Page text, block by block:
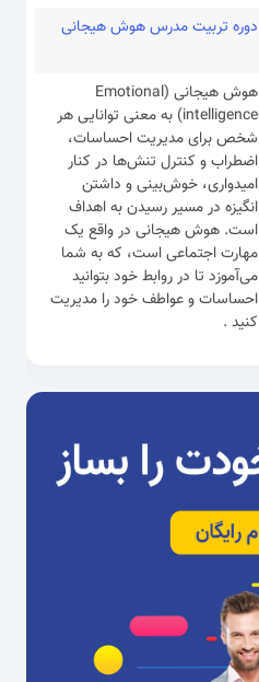
دوره تربیت مدرس هوش هیجانی
هوش هیجانی (Emotional
intelligence) به معنی توانایی هر
شخص برای مدیریت احساسات،
اضطراب و کنترل تنش‌ها در کنار
امیدواری، خوش‌بینی و داشتن
انگیزه در مسیر رسیدن به اهداف
است. هوش هیجانی در واقع یک
مهارت اجتماعی است، که به شما
می‌آموزد تا در روابط خود بتوانید
احساسات و عواطف خود را مدیریت
کنید .